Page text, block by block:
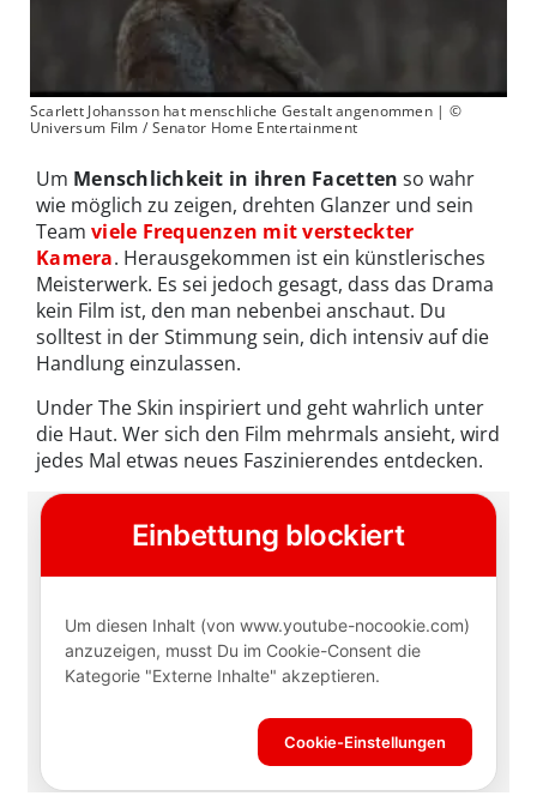
Scarlett Johansson hat menschliche Gestalt angenommen | ©
Universum Film / Senator Home Entertainment
Um Menschlichkeit in ihren Facetten so wahr
wie möglich zu zeigen, drehten Glanzer und sein
Team viele Frequenzen mit versteckter
Kamera. Herausgekommen ist ein künstlerisches
Meisterwerk. Es sei jedoch gesagt, dass das Drama
kein Film ist, den man nebenbei anschaut. Du
solltest in der Stimmung sein, dich intensiv auf die
Handlung einzulassen.
Under The Skin inspiriert und geht wahrlich unter
die Haut. Wer sich den Film mehrmals ansieht, wird
jedes Mal etwas neues Faszinierendes entdecken.